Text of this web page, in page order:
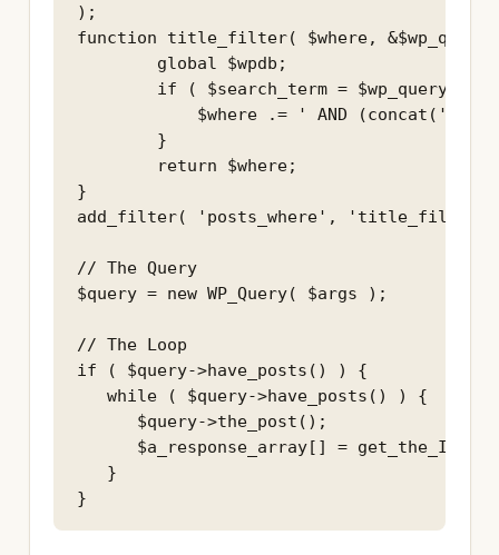
);
function title_filter( $where,
        global $wpdb;
if ( $search_term = $wp_query-
$where .= ' AND (concat(' .
        }
        return $where;
}
add_filter( 'posts_where',
// The Query
$query = new WP_Query( $args );
// The Loop
if ( $query->have_posts() ) {
   while ( $query->have_posts() ) {
      $query->the_post();
$a_response_array[] = get_the_ID()
   }